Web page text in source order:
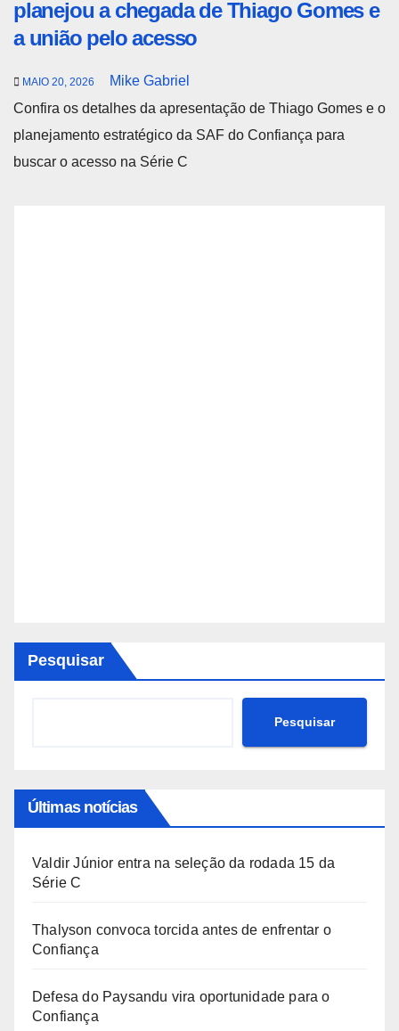
planejou a chegada de Thiago Gomes e
a união pelo acesso
MAIO 20, 2026
Mike Gabriel
Confira os detalhes da apresentação de Thiago Gomes e o
planejamento estratégico da SAF do Confiança para
buscar o acesso na Série C
Pesquisar
Pesquisar
Últimas notícias
Valdir Júnior entra na seleção da rodada 15 da
Série C
Thalyson convoca torcida antes de enfrentar o
Confiança
Defesa do Paysandu vira oportunidade para o
Confiança